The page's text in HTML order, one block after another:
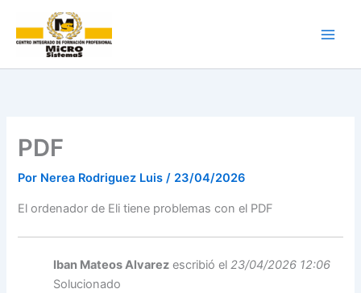
contenido
PDF
Por Nerea Rodriguez Luis/ 23/04/2026
El ordenador de Eli tiene problemas con el PDF
Iban Mateos Alvarez escribió el23/04/2026 12:06
Solucionado